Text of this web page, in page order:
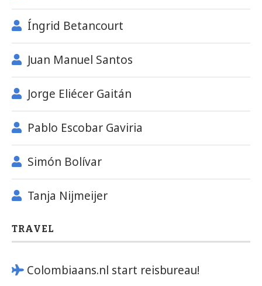
Íngrid Betancourt
Juan Manuel Santos
Jorge Eliécer Gaitán
Pablo Escobar Gaviria
Simón Bolívar
Tanja Nijmeijer
TRAVEL
Colombiaans.nl start reisbureau!